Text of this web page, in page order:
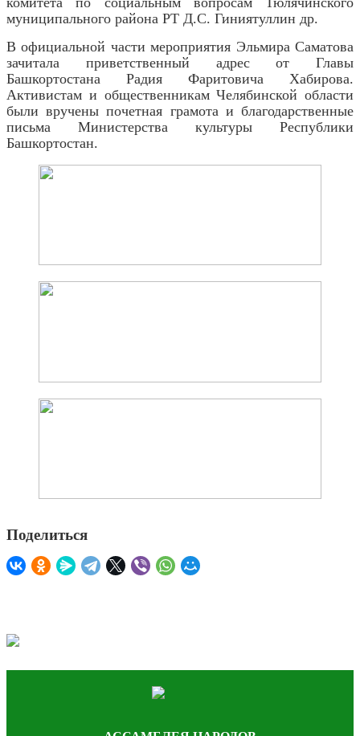
муниципального района РТ Д.С. Гиниятуллин др.
В официальной части мероприятия Эльмира Саматова
зачитала приветственный адрес от Главы
Башкортостана Радия Фаритовича Хабирова.
Активистам и общественникам Челябинской области
были вручены почетная грамота и благодарственные
письма Министерства культуры Республики
Башкортостан.
Поделиться